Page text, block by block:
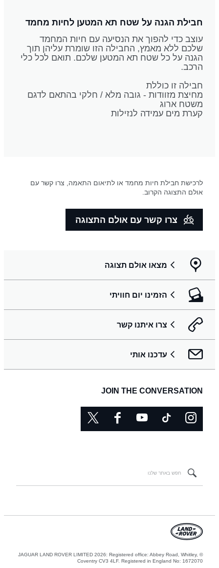
חבילת הגנה על שטח תא המטען לחיות מחמד
עוצב כדי להפוך את הנסיעה עם חיות המחמד
שלכם ללא מאמץ, החבילה הזו שומרת עליהן תוך
הגנה על כל שטח תא המטען שלכם. תואם לכל כלי
הרכב.
חבילה זו כוללת
מחיצת מזוודות - גובה מלא / חלקי בהתאם לדגם
משטח ארוג
קערת מים עמידה לנזילות
לרכישת חבילת חיות מחמד או לתיאום התאמה, צרו קשר עם
אולם התצוגה הקרוב.
צרו קשר עם אולם התצוגה
מצאו אולם תצוגה
הזמינו יום חוויתי
צרו איתנו קשר
עדכנו אותי
JOIN THE CONVERSATION
© JAGUAR LAND ROVER LIMITED 2026: Registered office: Abbey Road, Whitley,
Coventry CV3 4LF. Registered in England No: 1672070